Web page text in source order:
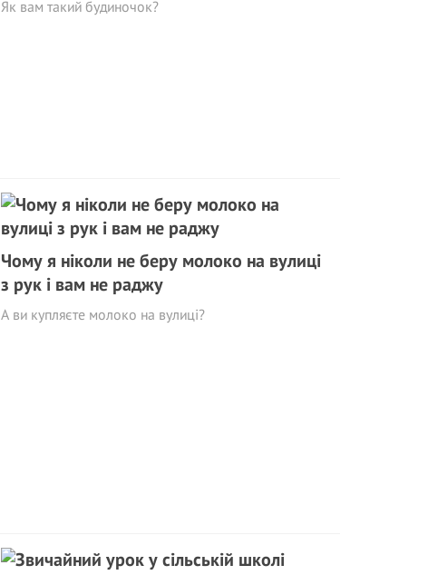
Як вам такий будиночок?
Чому я ніколи не беру молоко на вулиці
з рук і вам не раджу
А ви купляєте молоко на вулиці?